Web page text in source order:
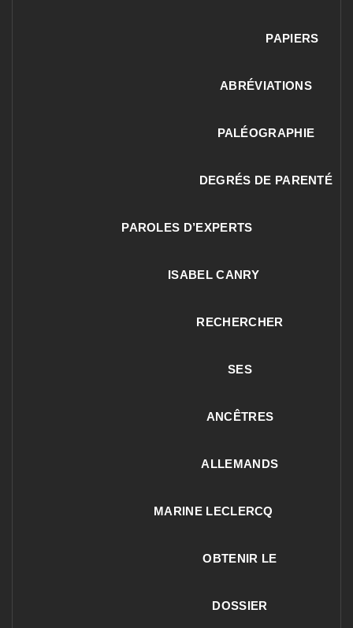
PAPIERS
ABRÉVIATIONS
PALÉOGRAPHIE
DEGRÉS DE PARENTÉ
PAROLES D’EXPERTS
ISABEL CANRY
RECHERCHER
SES
ANCÊTRES
ALLEMANDS
MARINE LECLERCQ
OBTENIR LE
DOSSIER